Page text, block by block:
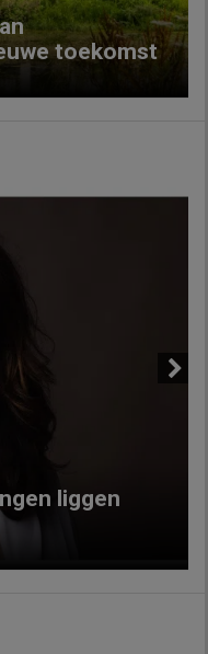
toekomst
liggen